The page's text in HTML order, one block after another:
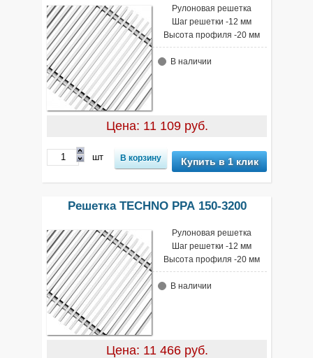
Рулоновая решетка
Шаг решетки -12 мм
Высота профиля -20 мм
В наличии
Цена: 11 109 руб.
шт Купить в 1 клик
Решетка TECHNO РРА 150-3200
Рулоновая решетка
Шаг решетки -12 мм
Высота профиля -20 мм
В наличии
Цена: 11 466 руб.